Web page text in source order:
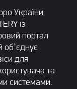
України
із
портал
об’єднує
для
та
системами.